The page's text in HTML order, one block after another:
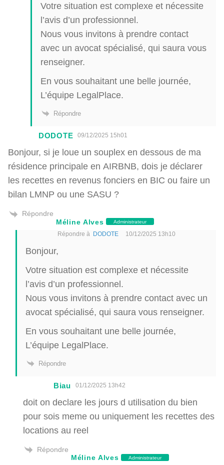
Votre situation est complexe et nécessite
l’avis d’un professionnel.
Nous vous invitons à prendre contact
avec un avocat spécialisé, qui saura vous
renseigner.
En vous souhaitant une belle journée,
L’équipe LegalPlace.
Répondre
DODOTE 09/12/2025 15h01
Bonjour, si je loue un souplex en dessous de ma
résidence principale en AIRBNB, dois je déclarer
les recettes en revenus fonciers en BIC ou faire un
bilan LMNP ou une SASU ?
Répondre
Méline Alves
Administrateur
Répondre à DODOTE 10/12/2025 13h10
Bonjour,
Votre situation est complexe et nécessite
l’avis d’un professionnel.
Nous vous invitons à prendre contact avec un
avocat spécialisé, qui saura vous renseigner.
En vous souhaitant une belle journée,
L’équipe LegalPlace.
Répondre
Biau 01/12/2025 13h42
doit on declare les jours d utilisation du bien
pour sois meme ou uniquement les recettes des
locations au reel
Répondre
Méline Alves
Administrateur